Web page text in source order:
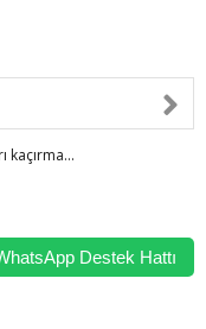
kaçırma...
bilgileriniz 256bit
Destek Hattı